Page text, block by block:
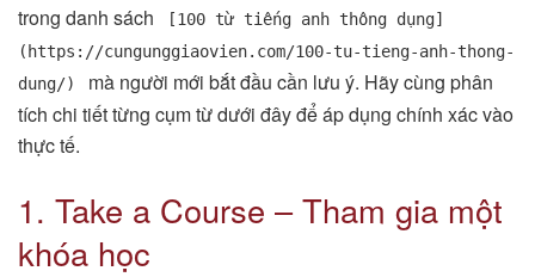
trong danh sách
[100 từ tiếng anh thông dụng]
(https://cungunggiaovien.com/100-tu-tieng-anh-thong-
dung/)
mà người mới bắt đầu cần lưu ý. Hãy cùng phân
tích chi tiết từng cụm từ dưới đây để áp dụng chính xác vào
thực tế.
1. Take a Course – Tham gia một
khóa học